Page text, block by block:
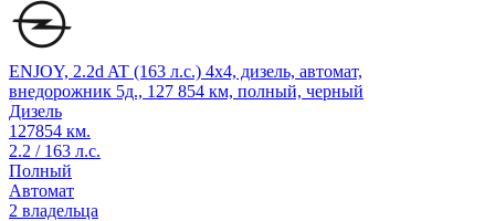
ENJOY, 2.2d AT (163 л.с.) 4x4, дизель, автомат,
внедорожник 5д., 127 854 км, полный, черный
Дизель
127854 км.
2.2 / 163 л.с.
Полный
Автомат
2 владельца